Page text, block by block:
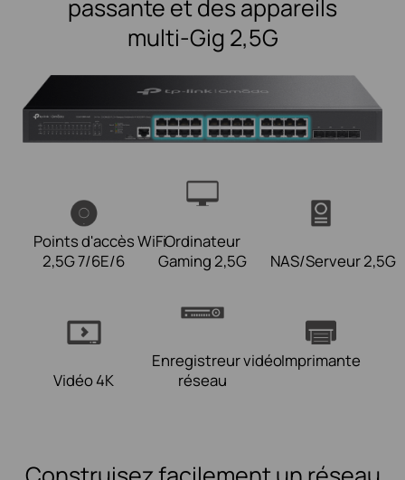
passante et des appareils
multi-Gig 2,5G
Points d'accès WiFi
2,5G 7/6E/6
Ordinateur
Gaming 2,5G
NAS/Serveur 2,5G
Vidéo 4K
Enregistreur vidéo
réseau
Imprimante